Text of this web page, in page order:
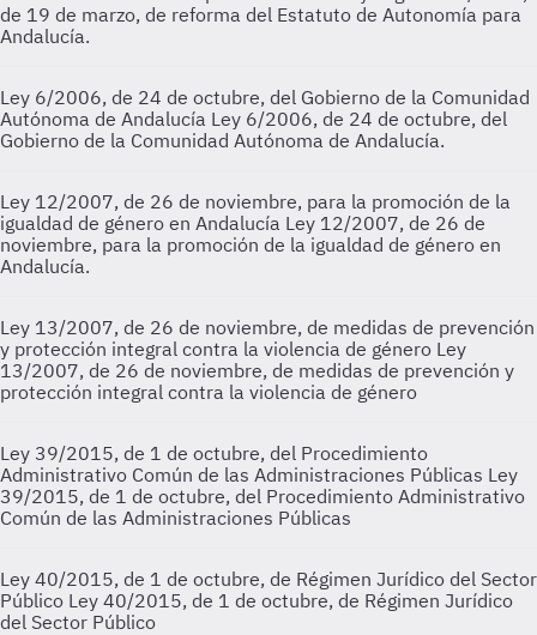
de 19 de marzo, de reforma del Estatuto de Autonomía para
Andalucía.
Ley 6/2006, de 24 de octubre, del Gobierno de la Comunidad
Autónoma de Andalucía Ley 6/2006, de 24 de octubre, del
Gobierno de la Comunidad Autónoma de Andalucía.
Ley 12/2007, de 26 de noviembre, para la promoción de la
igualdad de género en Andalucía Ley 12/2007, de 26 de
noviembre, para la promoción de la igualdad de género en
Andalucía.
Ley 13/2007, de 26 de noviembre, de medidas de prevención
y protección integral contra la violencia de género Ley
13/2007, de 26 de noviembre, de medidas de prevención y
protección integral contra la violencia de género
Ley 39/2015, de 1 de octubre, del Procedimiento
Administrativo Común de las Administraciones Públicas Ley
39/2015, de 1 de octubre, del Procedimiento Administrativo
Común de las Administraciones Públicas
Ley 40/2015, de 1 de octubre, de Régimen Jurídico del Sector
Público Ley 40/2015, de 1 de octubre, de Régimen Jurídico
del Sector Público